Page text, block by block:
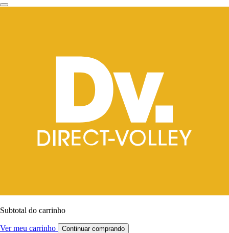
Subtotal do carrinho
Ver meu carrinho Continuar comprando